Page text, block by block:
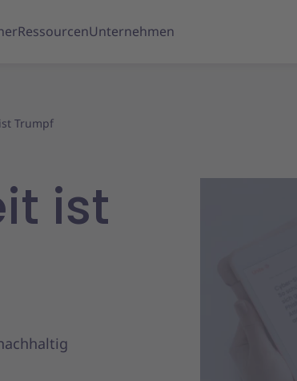
RessourcenUnternehmen
Trumpf
ist